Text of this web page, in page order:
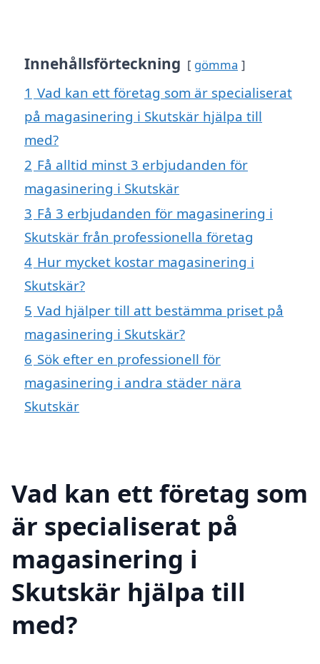
Innehållsförteckning gömma
1 Vad kan ett företag som är specialiserat
på magasinering i Skutskär hjälpa till
med?
2 Få alltid minst 3 erbjudanden för
magasinering i Skutskär
3 Få 3 erbjudanden för magasinering i
Skutskär från professionella företag
4 Hur mycket kostar magasinering i
Skutskär?
5 Vad hjälper till att bestämma priset på
magasinering i Skutskär?
6 Sök efter en professionell för
magasinering i andra städer nära
Skutskär
Vad kan ett företag som
är specialiserat på
magasinering i
Skutskär hjälpa till
med?